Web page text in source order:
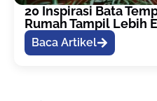
20 Inspirasi Bata
Rumah Tampil Lebih
Baca Artikel